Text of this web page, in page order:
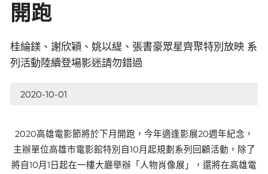
開跑
桂綸鎂、謝欣穎、姚以緹、張書豪眾星齊聚特別放映 系
列活動陸續登場影迷請勿錯過
2020-10-01
2020高雄電影節將於下月開跑，今年適逢影展20週年紀念，
主辦單位高雄市電影館特別自10月起規劃系列回顧活動，除了
將自10月1日起在一樓大廳舉辦「人物肖像展」，還將在高雄電